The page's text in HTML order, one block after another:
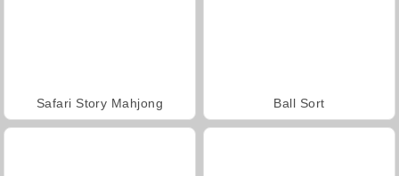
Safari Story Mahjong Ball Sort